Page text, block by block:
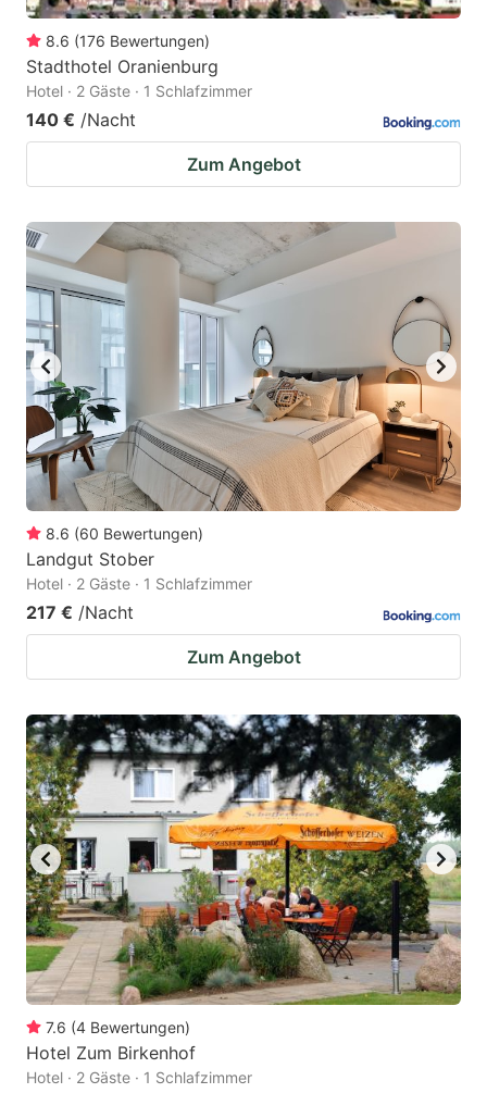
8.6 (176 Bewertungen)
Stadthotel Oranienburg
Hotel · 2 Gäste · 1 Schlafzimmer
140 € /Nacht
Zum Angebot
8.6 (60 Bewertungen)
Landgut Stober
Hotel · 2 Gäste · 1 Schlafzimmer
217 € /Nacht
Zum Angebot
7.6 (4 Bewertungen)
Hotel Zum Birkenhof
Hotel · 2 Gäste · 1 Schlafzimmer